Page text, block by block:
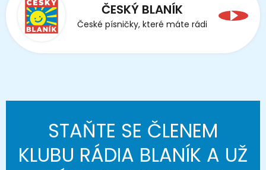
ČESKÝ BLANÍK
České písničky, které máte rádi
STAŇTE SE ČLENEM
KLUBU RÁDIA BLANÍK A UŽ